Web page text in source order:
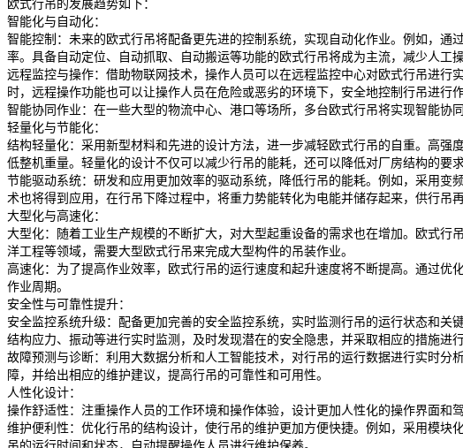
欧式行吊的发展趋势如下：
智能化与自动化：
智能控制：未来的欧式行吊将配备更先进的控制系统，实现自动化作业。例如，
率。具备自动定位、自动抓取、自动搬运等功能的欧式行吊将成为主流，减少人工
远程监控与操作：借助物联网技术，操作人员可以在远程监控中心对欧式行吊进
时，远程操作功能也可以让操作人员在危险或恶劣的环境下，安全地控制行吊进行作
智能协同作业：在一些大型的物流中心、港口等场所，多台欧式行吊将实现智能协
轻量化与节能化：
结构轻量化：采用新型材料和先进的设计方法，进一步减轻欧式行吊的自重。高
低整机重量。轻量化的设计不仅可以减少行吊的能耗，还可以降低对厂房结构的要
节能驱动系统：研发和应用更加效率的驱动系统，降低行吊的能耗。例如，采用
术也将得到应用，在行吊下降过程中，将重力势能转化为电能并储存起来，供行吊
大型化与高速化：
大型化：随着工业生产规模的不断扩大，对大型起重设备的需求也在增加。欧式
洋工程等领域，需要大型欧式行吊来完成大型构件的吊装作业。
高速化：为了提高作业效率，欧式行吊的运行速度和起升速度将不断提高。通过
作业周期。
安全性与可靠性提升：
安全监控系统升级：配备更加完善的安全监控系统，实时监测行吊的运行状态和
结构应力、振动等进行实时监测，及时发现潜在的安全隐患，并采取相应的措施进行
故障预测与诊断：利用大数据分析和人工智能技术，对行吊的运行数据进行实时
障，并给出相应的维护建议，提高行吊的可靠性和可用性。
人性化设计：
操作舒适性：注重操作人员的工作环境和操作体验，设计更加人性化的操作界面和
维护便利性：优化行吊的结构设计，使行吊的维护更加方便快捷。例如，采用模